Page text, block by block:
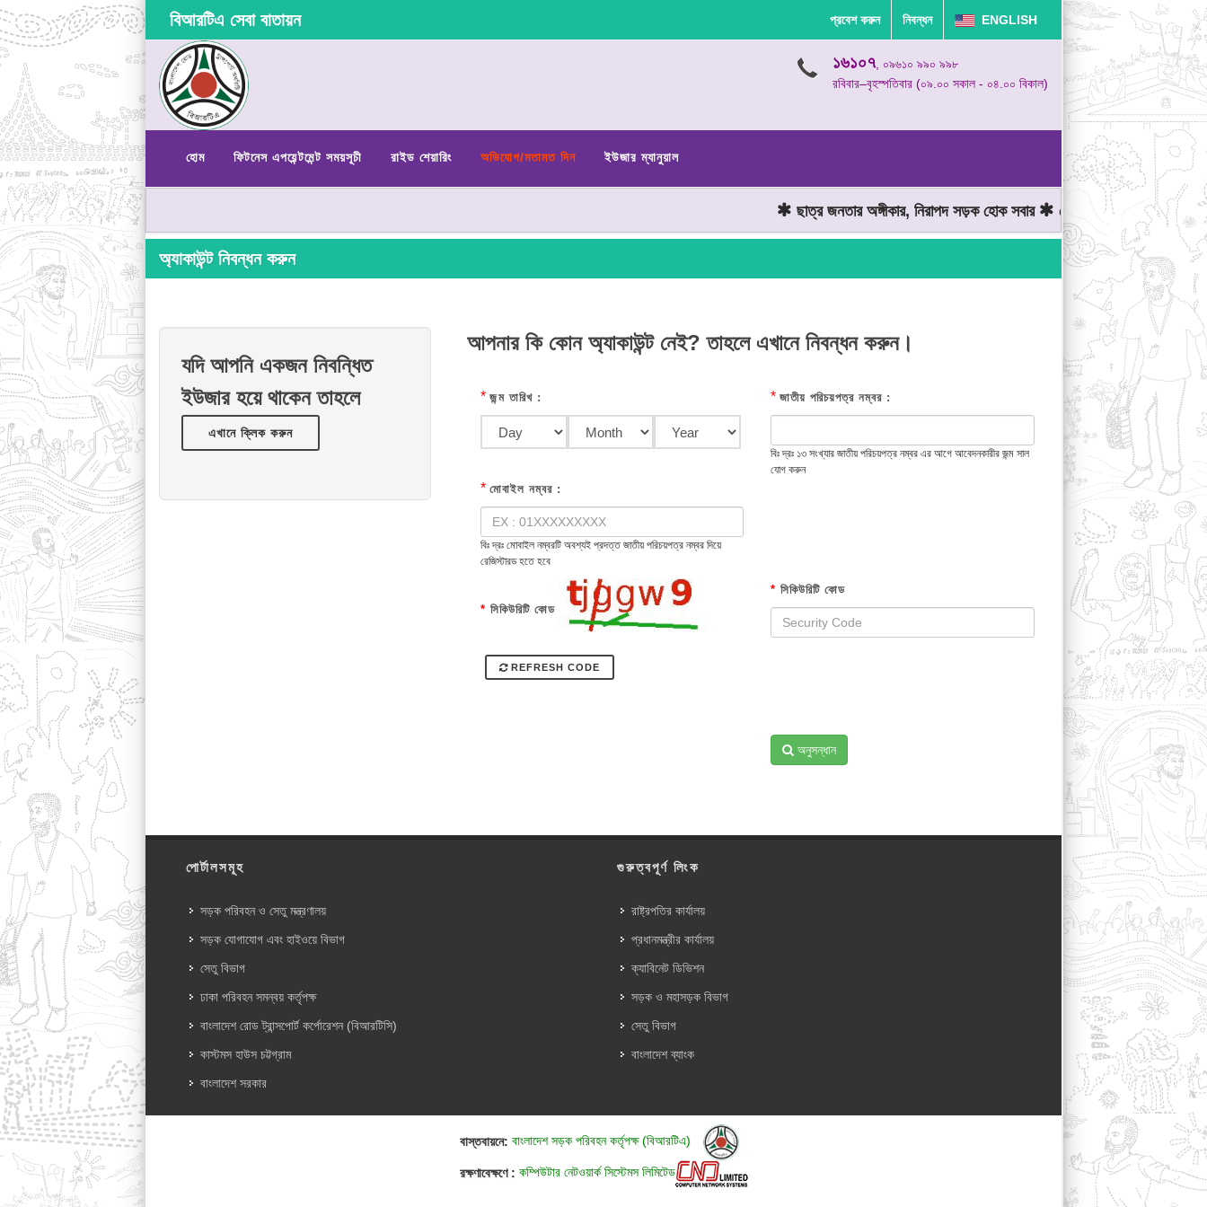
বিআরটিএ সেবা বাতায়ন প্রবেশ করুন নিবন্ধন ENGLISH
১৬১০৭, ০৯৬১০ ৯৯০ ৯৯৮
রবিবার–বৃহস্পতিবার (০৯.০০ সকাল - ০৪.০০ বিকাল)
হোম ফিটনেস এপয়েন্টমেন্ট সময়সূচী রাইড শেয়ারিং অভিযোগ/মতামত দিন ইউজার ম্যানুয়াল
ছাত্র জনতার অঙ্গীকার, নিরাপদ সড়ক হোক সবার মোটরযান চালানোর সময়
অ্যাকাউন্ট নিবন্ধন করুন
যদি আপনি একজন নিবন্ধিত
ইউজার হয়ে থাকেন তাহলে
এখানে ক্লিক করুন
আপনার কি কোন অ্যাকাউন্ট নেই? তাহলে এখানে নিবন্ধন করুন।
* জন্ম তারিখ : * জাতীয় পরিচয়পত্র নম্বর :
বিঃ দ্রঃ ১৩ সংখ্যার জাতীয় পরিচয়পত্র নম্বর এর আগে আবেদনকারীর জন্ম সাল
যোগ করুন
* মোবাইল নম্বর :
বিঃ দ্রঃ মোবাইল নম্বরটি অবশ্যই প্রদত্ত জাতীয় পরিচয়পত্র নম্বর দিয়ে
রেজিস্টারড হতে হবে
* সিকিউরিটি কোড
REFRESH CODE
* সিকিউরিটি কোড
অনুসন্ধান
পোর্টালসমূহ
সড়ক পরিবহন ও সেতু মন্ত্রণালয়
সড়ক যোগাযোগ এবং হাইওয়ে বিভাগ
সেতু বিভাগ
ঢাকা পরিবহন সমন্বয় কর্তৃপক্ষ
বাংলাদেশ রোড ট্রান্সপোর্ট কর্পোরেশন (বিআরটিসি)
কাস্টমস হাউস চট্টগ্রাম
বাংলাদেশ সরকার
গুরুত্বপূর্ণ লিংক
রাষ্ট্রপতির কার্যালয়
প্রধানমন্ত্রীর কার্যালয়
ক্যাবিনেট ডিভিশন
সড়ক ও মহাসড়ক বিভাগ
সেতু বিভাগ
বাংলাদেশ ব্যাংক
বাস্তবায়নে: বাংলাদেশ সড়ক পরিবহন কর্তৃপক্ষ (বিআরটিএ)
রক্ষণাবেক্ষণে : কম্পিউটার নেটওয়ার্ক সিস্টেমস লিমিটেড